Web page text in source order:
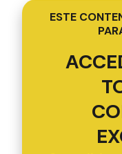
ESTE